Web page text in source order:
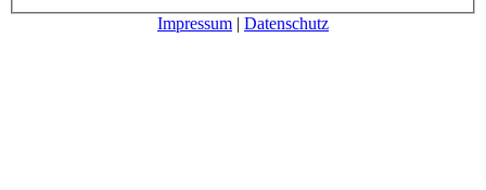
Impressum | Datenschutz